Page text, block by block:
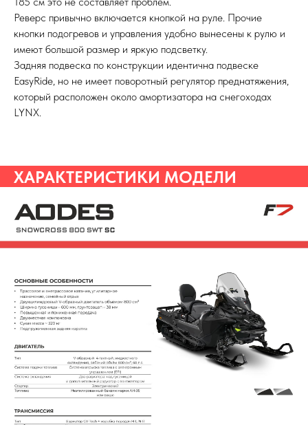
Реверс привычно включается кнопкой на руле. Прочие
кнопки подогревов и управления удобно вынесены к рулю и
имеют большой размер и яркую подсветку.
Задняя подвеска по конструкции идентична подвеске
EasyRide, но не имеет поворотный регулятор преднатяжения,
который расположен около амортизатора на снегоходах
LYNX.
ХАРАКТЕРИСТИКИ МОДЕЛИ